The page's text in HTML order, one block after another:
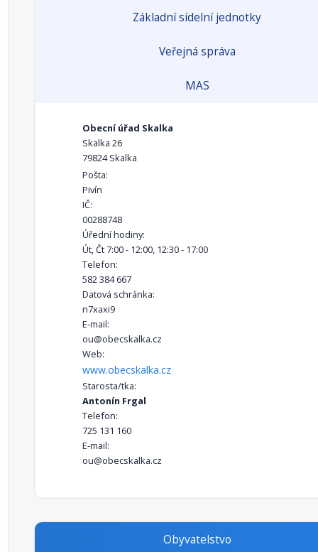
Základní sídelní jednotky
Veřejná správa
MAS
Obecní úřad Skalka
Skalka 26
79824 Skalka
Pošta:
Pivín
IČ:
00288748
Úřední hodiny:
Út, Čt 7:00 - 12:00, 12:30 - 17:00
Telefon:
582 384 667
Datová schránka:
n7xaxi9
E-mail:
ou@obecskalka.cz
Web:
www.obecskalka.cz
Starosta/tka:
Antonín Frgal
Telefon:
725 131 160
E-mail:
ou@obecskalka.cz
Obyvatelstvo